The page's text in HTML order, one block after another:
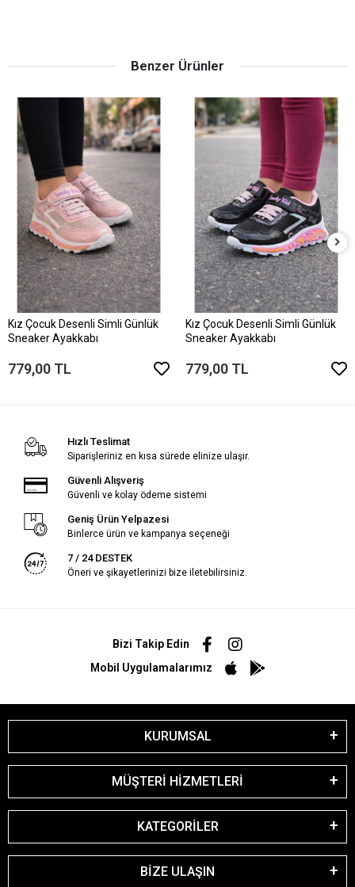
Benzer Ürünler
Kız Çocuk Desenli Simli Günlük
Sneaker Ayakkabı
779,00 TL
Kız Çocuk Desenli Simli Günlük
Sneaker Ayakkabı
779,00 TL
Hızlı Teslimat
Siparişleriniz en kısa sürede elinize ulaşır.
Güvenli Alışveriş
Güvenli ve kolay ödeme sistemi
Geniş Ürün Yelpazesi
Binlerce ürün ve kampanya seçeneği
7 / 24 DESTEK
Öneri ve şikayetlerinizi bize iletebilirsiniz.
Bizi Takip Edin
Mobil Uygulamalarımız
KURUMSAL
MÜŞTERİ HİZMETLERİ
KATEGORİLER
BİZE ULAŞIN